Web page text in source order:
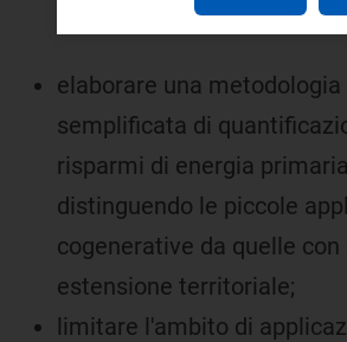
elaborare una metodologia
semplificata di
risparmi di energia primaria
distinguendo le piccole
cogenerative da quelle
estensione territoriale;
limitare l'ambito di